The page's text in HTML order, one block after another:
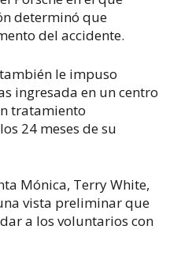
determinó que
del accidente.
le impuso
ingresada en un centro
tratamiento
24 meses de su
Mónica, Terry White,
vista preliminar que
a los voluntarios con